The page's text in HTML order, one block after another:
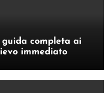
completa ai
immediato